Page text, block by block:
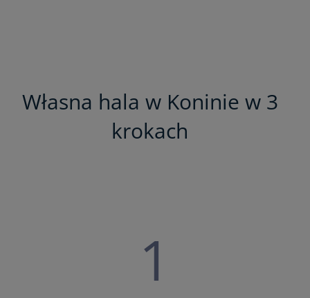
Własna hala w Koninie w 3
krokach
1